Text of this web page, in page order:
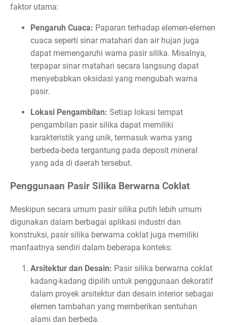
faktor utama:
Pengaruh Cuaca: Paparan terhadap elemen-elemen
cuaca seperti sinar matahari dan air hujan juga
dapat memengaruhi warna pasir silika. Misalnya,
terpapar sinar matahari secara langsung dapat
menyebabkan oksidasi yang mengubah warna
pasir.
Lokasi Pengambilan: Setiap lokasi tempat
pengambilan pasir silika dapat memiliki
karakteristik yang unik, termasuk warna yang
berbeda-beda tergantung pada deposit mineral
yang ada di daerah tersebut.
Penggunaan Pasir Silika Berwarna Coklat
Meskipun secara umum pasir silika putih lebih umum
digunakan dalam berbagai aplikasi industri dan
konstruksi, pasir silika berwarna coklat juga memiliki
manfaatnya sendiri dalam beberapa konteks:
Arsitektur dan Desain: Pasir silika berwarna coklat
kadang-kadang dipilih untuk penggunaan dekoratif
dalam proyek arsitektur dan desain interior sebagai
elemen tambahan yang memberikan sentuhan
alami dan berbeda.